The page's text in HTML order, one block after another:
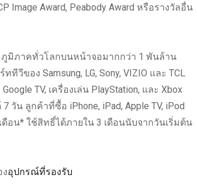
Image Award, Peabody Award หรือรางวัลอื่น
ภูมิภาคทั่วโลกบนหน้าจอมากกว่า 1 พันล้าน
ทีวีของ Samsung, LG, Sony, VIZIO และ TCL
TV, เครื่องเล่น PlayStation, และ Xbox
วัน ลูกค้าที่ซื้อ iPhone, iPad, Apple TV, iPod
ดือน* ใช้สิทธิ์ได้ภายใน 3 เดือนนับจากวันเริ่มต้น
อุปกรณ์ที่รองรับ